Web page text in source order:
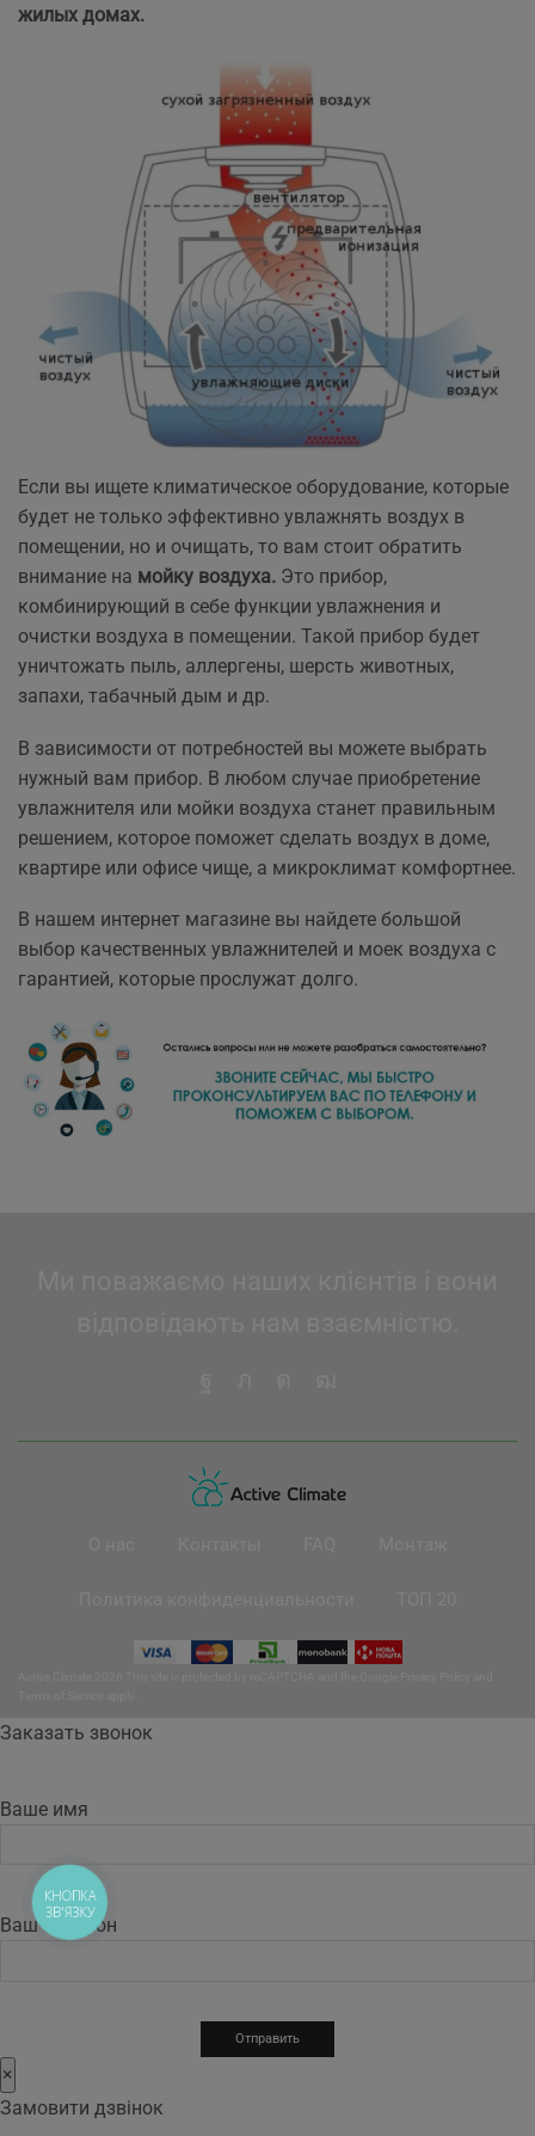
жилых домах.
Если вы ищете климатическое оборудование, которые
будет не только эффективно увлажнять воздух в
помещении, но и очищать, то вам стоит обратить
внимание на мойку воздуха. Это прибор,
комбинирующий в себе функции увлажнения и
очистки воздуха в помещении. Такой прибор будет
уничтожать пыль, аллергены, шерсть животных,
запахи, табачный дым и др.
В зависимости от потребностей вы можете выбрать
нужный вам прибор. В любом случае приобретение
увлажнителя или мойки воздуха станет правильным
решением, которое поможет сделать воздух в доме,
квартире или офисе чище, а микроклимат комфортнее.
В нашем интернет магазине вы найдете большой
выбор качественных увлажнителей и моек воздуха с
гарантией, которые прослужат долго.
Заказать звонок
Ваше имя
Ваш телефон
×
Замовити дзвінок
КНОПКА
ЗВ'ЯЗКУ